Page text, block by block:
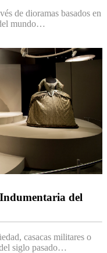
de dioramas basados en
mundo…
del
casacas militares o
del siglo pasado…